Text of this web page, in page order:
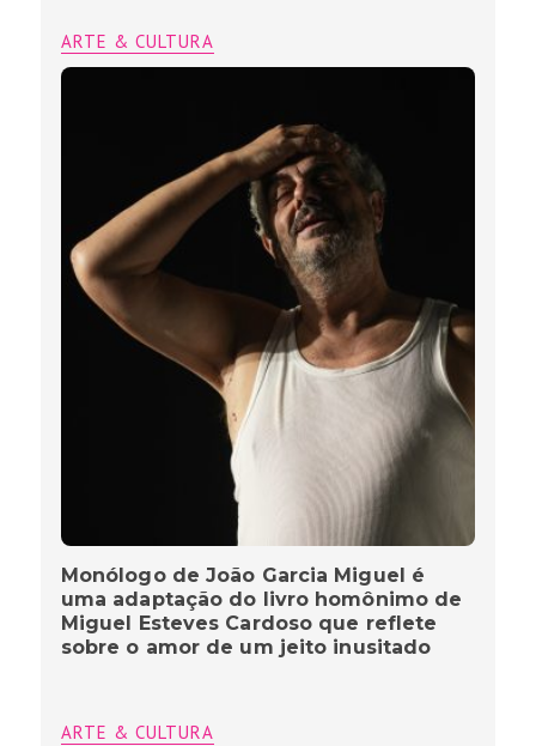
ARTE & CULTURA
Monólogo de João Garcia Miguel é
uma adaptação do livro homônimo de
Miguel Esteves Cardoso que reflete
sobre o amor de um jeito inusitado
ARTE & CULTURA